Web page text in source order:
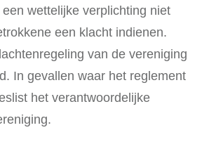
wettelijke verplichting niet
een klacht indienen.
van de vereniging
In gevallen waar het reglement
het verantwoordelijke